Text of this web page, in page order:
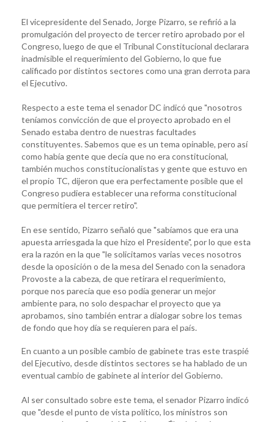
El vicepresidente del Senado, Jorge Pizarro, se refirió a la
promulgación del proyecto de tercer retiro aprobado por el
Congreso, luego de que el Tribunal Constitucional declarara
inadmisible el requerimiento del Gobierno, lo que fue
calificado por distintos sectores como una gran derrota para
el Ejecutivo.
Respecto a este tema el senador DC indicó que "nosotros
teníamos convicción de que el proyecto aprobado en el
Senado estaba dentro de nuestras facultades
constituyentes. Sabemos que es un tema opinable, pero así
como había gente que decía que no era constitucional,
también muchos constitucionalistas y gente que estuvo en
el propio TC, dijeron que era perfectamente posible que el
Congreso pudiera establecer una reforma constitucional
que permitiera el tercer retiro".
En ese sentido, Pizarro señaló que "sabíamos que era una
apuesta arriesgada la que hizo el Presidente", por lo que esta
era la razón en la que "le solicitamos varias veces nosotros
desde la oposición o de la mesa del Senado con la senadora
Provoste a la cabeza, de que retirara el requerimiento,
porque nos parecía que eso podía generar un mejor
ambiente para, no solo despachar el proyecto que ya
aprobamos, sino también entrar a dialogar sobre los temas
de fondo que hoy día se requieren para el país.
En cuanto a un posible cambio de gabinete tras este traspié
del Ejecutivo, desde distintos sectores se ha hablado de un
eventual cambio de gabinete al interior del Gobierno.
Al ser consultado sobre este tema, el senador Pizarro indicó
que "desde el punto de vista político, los ministros son